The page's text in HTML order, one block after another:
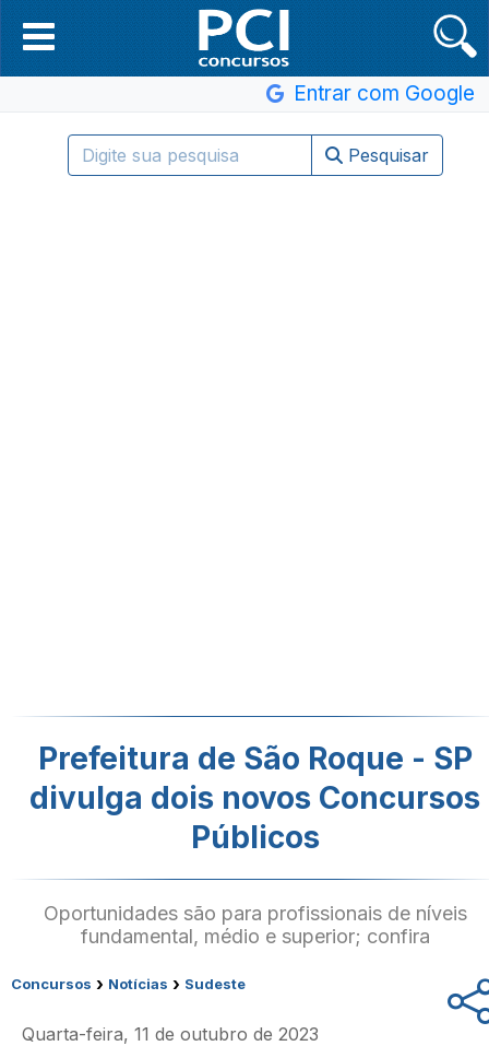
Entrar com Google
Pesquisar
Prefeitura de São Roque - SP
divulga dois novos Concursos
Públicos
Oportunidades são para profissionais de níveis
fundamental, médio e superior; confira
Concursos › Notícias › Sudeste
Quarta-feira, 11 de outubro de 2023